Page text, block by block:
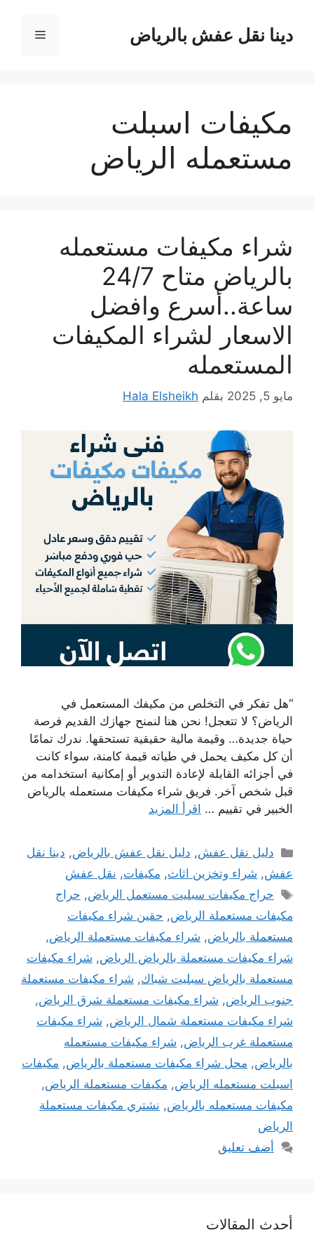
المحتوىدينا نقل عفش بالرياض القائمة
مكيفات اسبلت
مستعمله الرياض
شراء مكيفات مستعمله
بالرياض متاح 24/7
ساعة..أسرع وافضل
الاسعار لشراء المكيفات
المستعمله
مايو 5, 2025 بقلم Hala Elsheikh
“هل تفكر في التخلص من مكيفك المستعمل في
الرياض؟ لا تتعجل! نحن هنا لنمنح جهازك القديم فرصة
حياة جديدة… وقيمة مالية حقيقية تستحقها. ندرك تمامًا
أن كل مكيف يحمل في طياته قيمة كامنة، سواء كانت
في أجزائه القابلة لإعادة التدوير أو إمكانية استخدامه من
قبل شخص آخر. فريق شراء مكيفات مستعمله بالرياض
الخبير في تقييم … اقرأ المزيد
التصنيفات
دليل نقل عفش, دليل نقل عفش بالرياض, دينا نقل
عفش, شراء وتخزين اثاث, مكيفات, نقل عفش
الوسوم
حراج مكيفات سبليت مستعمل الرياض, حراج
مكيفات مستعملة الرياض, حقين شراء مكيفات
مستعملة بالرياض, شراء مكيفات مستعملة الرياض,
شراء مكيفات مستعملة بالرياض الرياض, شراء مكيفات
مستعملة بالرياض سبليت شباك, شراء مكيفات مستعملة
جنوب الرياض, شراء مكيفات مستعملة شرق الرياض,
شراء مكيفات مستعملة شمال الرياض, شراء مكيفات
مستعملة غرب الرياض, شراء مكيفات مستعمله
بالرياض, محل شراء مكيفات مستعملة بالرياض, مكيفات
اسبلت مستعمله الرياض, مكيفات مستعملة الرياض,
مكيفات مستعمله بالرياض, نشتري مكيفات مستعملة
الرياض
أضف تعليق
أحدث المقالات